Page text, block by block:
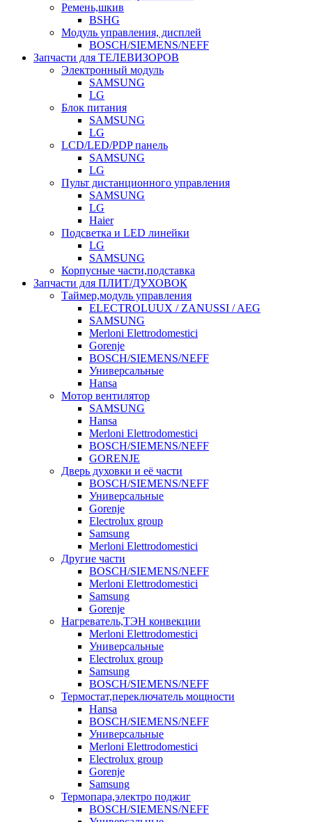
Ремень,шкив
BSHG
Модуль управления, дисплей
BOSCH/SIEMENS/NEFF
Запчасти для ТЕЛЕВИЗОРОВ
Электронный модуль
SAMSUNG
LG
Блок питания
SAMSUNG
LG
LCD/LED/PDP панель
SAMSUNG
LG
Пульт дистанционного управления
SAMSUNG
LG
Haier
Подсветка и LED линейки
LG
SAMSUNG
Корпусные части,подставка
Запчасти для ПЛИТ/ДУХОВОК
Таймер,модуль управления
ELECTROLUUX / ZANUSSI / AEG
SAMSUNG
Merloni Elettrodomestici
Gorenje
BOSCH/SIEMENS/NEFF
Универсальные
Hansa
Мотор вентилятор
SAMSUNG
Hansa
Merloni Elettrodomestici
BOSCH/SIEMENS/NEFF
GORENJE
Дверь духовки и её части
BOSCH/SIEMENS/NEFF
Универсальные
Gorenje
Electrolux group
Samsung
Merloni Elettrodomestici
Другие части
BOSCH/SIEMENS/NEFF
Merloni Elettrodomestici
Samsung
Gorenje
Нагреватель,ТЭН конвекции
Merloni Elettrodomestici
Универсальные
Electrolux group
Samsung
BOSCH/SIEMENS/NEFF
Термостат,переключатель мощности
Hansa
BOSCH/SIEMENS/NEFF
Универсальные
Merloni Elettrodomestici
Electrolux group
Gorenje
Samsung
Термопара,электро поджиг
BOSCH/SIEMENS/NEFF